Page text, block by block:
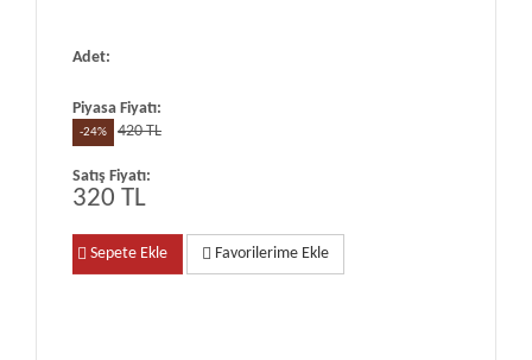
Adet:
Piyasa Fiyatı:
-24% 420 TL
Satış Fiyatı:
320 TL
Sepete Ekle Favorilerime Ekle